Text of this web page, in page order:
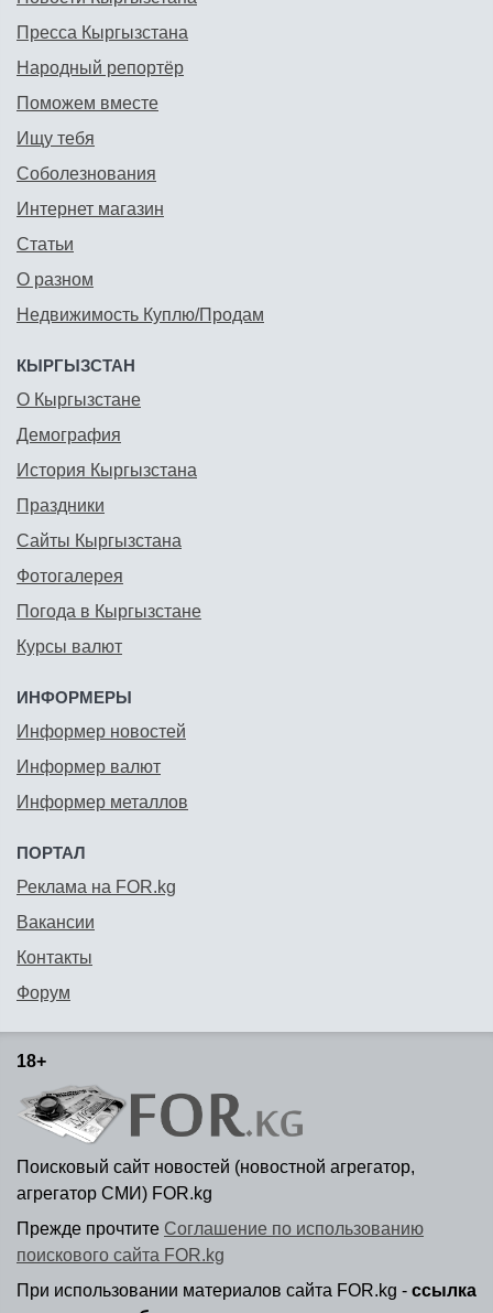
Пресса Кыргызстана
Народный репортёр
Поможем вместе
Ищу тебя
Соболезнования
Интернет магазин
Статьи
О разном
Недвижимость Куплю/Продам
КЫРГЫЗСТАН
О Кыргызстане
Демография
История Кыргызстана
Праздники
Сайты Кыргызстана
Фотогалерея
Погода в Кыргызстане
Курсы валют
ИНФОРМЕРЫ
Информер новостей
Информер валют
Информер металлов
ПОРТАЛ
Реклама на FOR.kg
Вакансии
Контакты
Форум
18+
Поисковый сайт новостей (новостной агрегатор,
агрегатор СМИ) FOR.kg
Прежде прочтите Соглашение по использованию
поискового сайта FOR.kg
При использовании материалов сайта FOR.kg - ссылка